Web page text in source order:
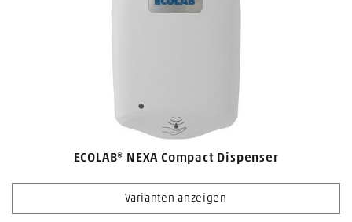
ECOLAB® NEXA Compact Dispenser
Varianten anzeigen